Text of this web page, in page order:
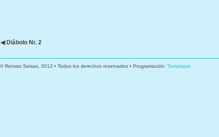
◀ Diábolo Nr. 2
© Renato Seixas, 2012 • Todos los derechos reservados • Programación: Tomatique